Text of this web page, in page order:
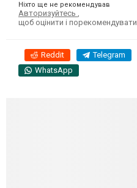
Ніхто ще не рекомендував
Авторизуйтесь ,
щоб оцінити і порекомендувати
Reddit Telegram
WhatsApp